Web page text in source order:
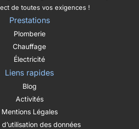
de toutes vos exigences !
Prestations
Plomberie
Chauffage
Électricité
Liens rapides
Blog
Activités
Mentions Légales
des données